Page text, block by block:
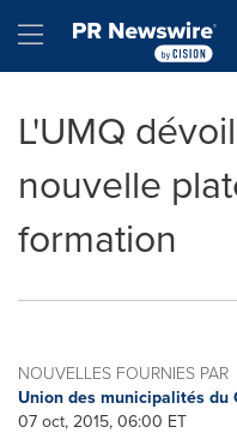
Hamburger menu
L'UMQ
nouvelle
formation
NOUVELLES FOURNIES PAR
Union des municipalités du
07 oct, 2015, 06:00 ET